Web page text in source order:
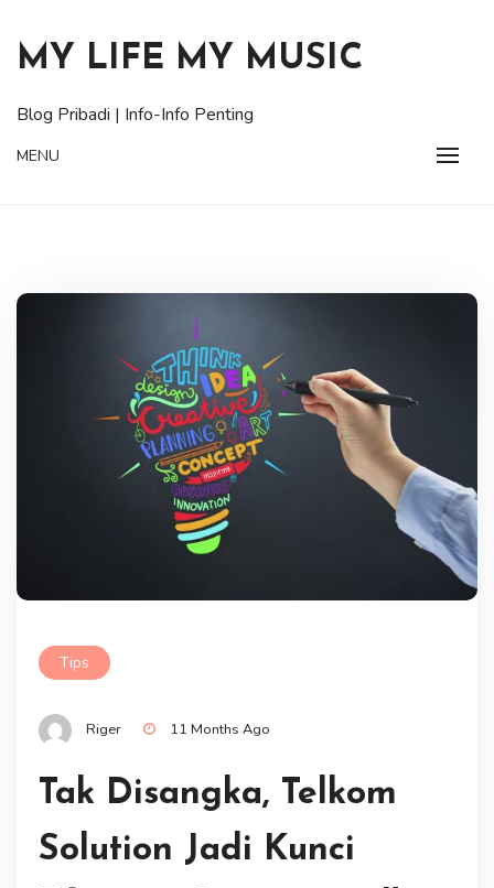
content
MY LIFE MY MUSIC
Blog Pribadi | Info-Info Penting
MENU
Tips
Riger 11 Months Ago
Tak Disangka, Telkom
Solution Jadi Kunci